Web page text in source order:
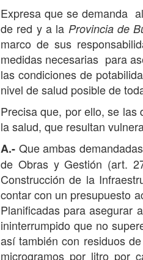
Expresa que se demanda
de red y a la Provincia de
marco de sus
medidas necesarias para
las condiciones de
nivel de salud posible de
Precisa que, por ello, se
la salud, que resultan
A.- Que ambas
de Obras y Gestión (art.
Construcción de la
contar con un presupuesto
Planificadas para asegurar
ininterrumpido que no
así también con residuos
microgramos por litro por